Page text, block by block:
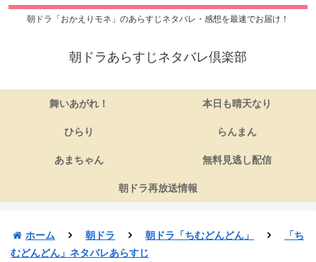
朝ドラ「おかえりモネ」のあらすじネタバレ・感想を最速でお届け！
朝ドラあらすじネタバレ倶楽部
舞いあがれ！ 本日も晴天なり
ひらり らんまん
あまちゃん 無料見逃し配信
朝ドラ再放送情報
ホーム 朝ドラ 朝ドラ「ちむどんどん」
「ち
むどんどん」ネタバレあらすじ